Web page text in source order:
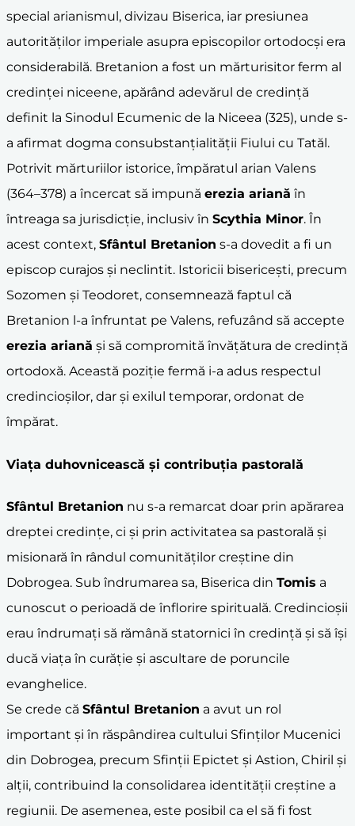
special arianismul, divizau Biserica, iar presiunea
autorităților imperiale asupra episcopilor ortodocși era
considerabilă. Bretanion a fost un mărturisitor ferm al
credinței niceene, apărând adevărul de credință
definit la Sinodul Ecumenic de la Niceea (325), unde s-
a afirmat dogma consubstanțialității Fiului cu Tatăl.
Potrivit mărturiilor istorice, împăratul arian Valens
(364–378) a încercat să impună erezia ariană în
întreaga sa jurisdicție, inclusiv în Scythia Minor. În
acest context, Sfântul Bretanion s-a dovedit a fi un
episcop curajos și neclintit. Istoricii bisericești, precum
Sozomen și Teodoret, consemnează faptul că
Bretanion l-a înfruntat pe Valens, refuzând să accepte
erezia ariană și să compromită învățătura de credință
ortodoxă. Această poziție fermă i-a adus respectul
credincioșilor, dar și exilul temporar, ordonat de
împărat.
Viața duhovnicească și contribuția pastorală
Sfântul Bretanion nu s-a remarcat doar prin apărarea
dreptei credințe, ci și prin activitatea sa pastorală și
misionară în rândul comunităților creștine din
Dobrogea. Sub îndrumarea sa, Biserica din Tomis a
cunoscut o perioadă de înflorire spirituală. Credincioșii
erau îndrumați să rămână statornici în credință și să își
ducă viața în curăție și ascultare de poruncile
evanghelice.
Se crede că Sfântul Bretanion a avut un rol
important și în răspândirea cultului Sfinților Mucenici
din Dobrogea, precum Sfinții Epictet și Astion, Chiril și
alții, contribuind la consolidarea identității creștine a
regiunii. De asemenea, este posibil ca el să fi fost